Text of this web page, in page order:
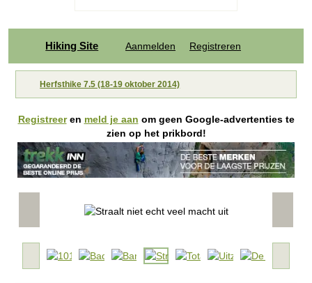
Hiking Site Aanmelden Registreren
Herfsthike 7.5 (18-19 oktober 2014)
Registreeren meld je aan om geen Google-advertenties te
zien op het prikbord!
r
e
l
g
n